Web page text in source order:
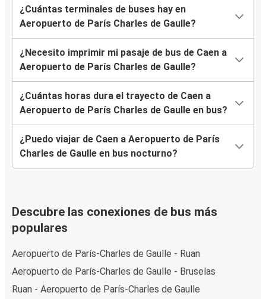
¿Cuántas terminales de buses hay en
Aeropuerto de París Charles de Gaulle?
¿Necesito imprimir mi pasaje de bus de Caen a
Aeropuerto de París Charles de Gaulle?
¿Cuántas horas dura el trayecto de Caen a
Aeropuerto de París Charles de Gaulle en bus?
¿Puedo viajar de Caen a Aeropuerto de París
Charles de Gaulle en bus nocturno?
Descubre las conexiones de bus más
populares
Aeropuerto de París-Charles de Gaulle - Ruan
Aeropuerto de París-Charles de Gaulle - Bruselas
Ruan - Aeropuerto de París-Charles de Gaulle